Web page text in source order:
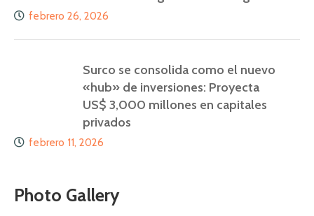
febrero 26, 2026
Surco se consolida como el nuevo
«hub» de inversiones: Proyecta
US$ 3,000 millones en capitales
privados
febrero 11, 2026
Photo Gallery